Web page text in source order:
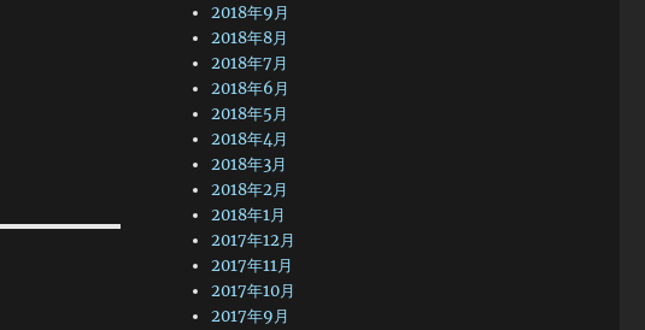
2018年9月
2018年8月
2018年7月
2018年6月
2018年5月
2018年4月
2018年3月
2018年2月
2018年1月
2017年12月
2017年11月
2017年10月
2017年9月